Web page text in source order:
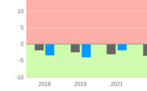
2018 2019 2021
-10
-5
0
5
10